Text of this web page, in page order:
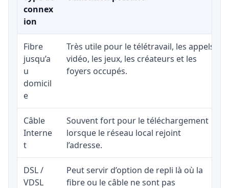
connex
ion
Fibre
jusqu’a
u
domicil
e
Très utile pour le télétravail, les appels
vidéo, les jeux, les créateurs et les
foyers occupés.
Câble
Interne
t
Souvent fort pour le téléchargement
lorsque le réseau local rejoint
l’adresse.
DSL /
VDSL
Peut servir d’option de repli là où la
fibre ou le câble ne sont pas